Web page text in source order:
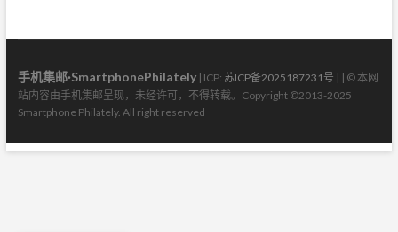
手机集邮·SmartphonePhilately| ICP: 苏ICP备2025187231号 | | © 本网
站内容由手机集邮呈现，未经许可，不得转载。Copyright ©2013-2025
Smartphone Philately. All right reserved